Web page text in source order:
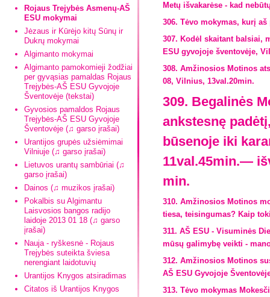
Rojaus Trejybės Asmenų-AŠ
ESU mokymai
Jėzaus ir Kūrėjo kitų Sūnų ir
Dukrų mokymai
Algimanto mokymai
Algimanto pamokomieji žodžiai
per gyvąsias pamaldas Rojaus
Trejybės-AŠ ESU Gyvojoje
Šventovėje (tekstai)
Gyvosios pamaldos Rojaus
Trejybės-AŠ ESU Gyvojoje
Šventovėje (♫ garso įrašai)
Urantijos grupės užsiėmimai
Vilniuje (♫ garso įrašai)
Lietuvos urantų sambūriai (♫
garso įrašai)
Dainos (♫ muzikos įrašai)
Pokalbis su Algimantu
Laisvosios bangos radijo
laidoje 2013 01 18 (♫ garso
įrašai)
Nauja - ryškesnė - Rojaus
Trejybės suteikta šviesa
nerengiant laidotuvių
Urantijos Knygos atsiradimas
Citatos iš Urantijos Knygos
Metų išvakarėse - kad
306. Tėvo mokymas, kurį
307. Kodėl skaitant balsiai,
ESU gyvojoje šventovėje,
308. Amžinosios Motinos
08, Vilnius, 13val.20min.
309. Begalinės
ankstesnę
būsenoje iki
11val.45min.—
min.
310. Amžinosios Motinos
tiesa, teisingumas? Kaip
311. AŠ ESU - Visuminės
mūsų galimybę veikti -
312. Amžinosios Motinos
AŠ ESU Gyvojoje
313. Tėvo mokymas